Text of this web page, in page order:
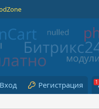
Вход Регистрация